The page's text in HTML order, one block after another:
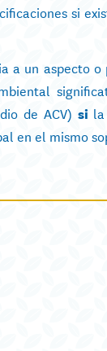
si
a un aspecto
de ACV) si
en el mismo